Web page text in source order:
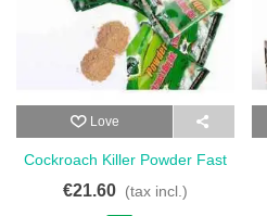
Love
Cockroach Killer Powder Fast
Action - 24 Sachets For
Effective Control
€21.60 (tax incl.)